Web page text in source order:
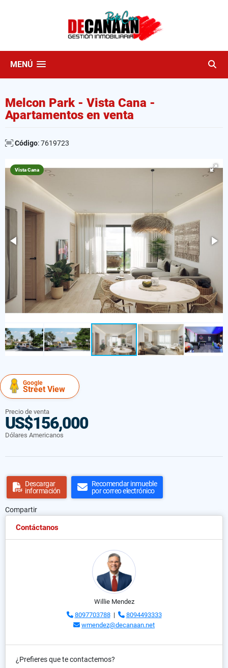
MENÚ
Melcon Park - Vista Cana -
Apartamentos en venta
Código: 7619723
Vista Cana
Google
Street View
Precio de venta
US$156,000
Dólares Americanos
Descargar
información
Recomendar inmueble
por correo electrónico
Compartir
Contáctanos
Willie Mendez
8097703788|
8094493333
wmendez@decanaan.net
¿Prefieres que te contactemos?